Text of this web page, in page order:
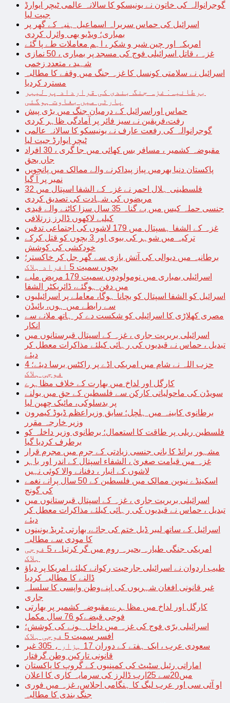
گوجرانوالہ کی خاتون نے یونیسکو کا سالانہ عالمی ٹیچر ایوارڈ
جیت لیا
اسرائیل کی حماس سربراہ اسماعیل ہنیہ کے گھر پر
بمباری؛ ویڈیو بھی وائرل کردی
امریکہ اور چین شیر و شکر ، اہم معاملات طے پا گئے
غزہ ، قاتل اسرائیلی فوج کی مسجد پر بمباری ، 50 نمازی
شہید ، متعدد زخمی
اسرائیل نے سلامتی کونسل کا غزہ جنگ میں وقفے کا مطالبہ
مسترد کردیا
برطانیہ: غزہ جنگ بندی کی قرارداد پر لیبر
پارٹی میں بغاوت ہوگئی
حماس اوراسرائیل کے درمیان جنگ میں بڑی پیش
رفت،فریقین نے سیز فائر پر آمادگی ظاہر کردی
گوجرانوالہ کی رفعت عارف نے یونیسکو کا سالانہ عالمی
ٹیچر ایوارڈ جیت لیا
مقبوضہ کشمیر ، مسافر بس کھائی میں جا گری ، 30 افراد
جاں بحق
پاکستان دنیا بھرمیں پیاز پیداکرنے والے ممالک میں پانچویں
نمبر پر آ گیا
فلسطینی ہلال احمر نے غزہ کے الشفا اسپتال میں 32
مریضوں کی شہادت کی تصدیق کردی
جنسی حملہ کیس میں بے گناہ 35 سال سزا کاٹنے والے قیدی
کیلیے لاکھوں ڈالرز زرتلافی
غزہ کے الشفا ہسپتال میں 179 لاشوں کی اجتماعی تدفین
ترکیہ میں شوہر کی بیوی اور 3 بچوں کو قتل کرکے
خودکشی کی کوشش
برطانیہ میں دیوالی کی آتش بازی سے گھر جل کر خاکستر؛
بچوں سمیت 5 افراد ہلاک
اسرائیلی بمباری میں نومولودوں سمیت 179 مریض ملبے
میں دفن ہوگئے، ڈائریکٹر الشفا
اسرائیل کو الشفا اسپتال کو بچانا ہوگا، معاملے پر اسرائیلیوں
سے رابطے میں ہوں، بائیڈن
مصری کھلاڑی کا اسرائیلی کو شکست دے کر ہاتھ ملانے سے
انکار
اسرائیلی بربریت جاری ، غزہ کے اسپتال قبرستانوں میں
تبدیل ، حماس نے قیدیوں کی رہائی کیلئے مذاکرات معطل کر
دیئے
حزب اللہ نے شام میں امریکی اڈے پر راکٹس برسا دیئے؛ 4
فوجی ہلاک
کارگل اور لداخ میں بھارت کے خلاف مظاہرے
سویڈن کی ماحولیاتی کارکن سے فلسطین کے حق میں بولنے
پر بدسلوکی، مائیک چھین لیا
برطانوی کابینہ میں ہلچل؛ سابق وزیراعظم ڈیوڈ کیمرون
وزیر خارجہ مقرر
فلسطین ریلی پر طاقت کا استعمال؛ برطانوی وزیر داخلہ کو
برطرف کردیا گیا
مشہور برانڈ کا بانی جنسی زیادتی کے جرم میں مجرم قرار
غزہ میں قیامت صغریٰ ، الشفاء اسپتال کے اندر اور باہر
لاشوں کے انبار ، دفنانے والا کوئی نہیں
اسکینڈے نیوین ممالک میں فلسطین کے 50 سال پرانے نغمے
کی گونج
اسرائیلی بربریت جاری ، غزہ کے اسپتال قبرستانوں میں
تبدیل ، حماس نے قیدیوں کی رہائی کیلئے مذاکرات معطل کر
دیئے
اسرائیل کے ساتھ لیبر ڈیل ختم کی جائے، بھارتی ٹریڈ یونینوں
کا مودی سے مطالبہ
امریکی جنگی طیارہ بحیرہ روم میں گر کرتباہ، 5 فوجی
ہلاک
طیب اردوان نے اسرائیلی جارحیت رکوانے کیلئے امریکا پر دباؤ
ڈالنے کا مطالبہ کردیا
غیر قانونی افغان شہریوں کی اپنےوطن واپسی کا سلسلہ
جاری
کارگل اور لداخ میں مظاہرے،مقبوضہ کشمیر پر بھارتی
فوجی قبضےکو 76 سال مکمل
اسرائیلی برّی فوج کی غزہ میں داخل ہونے کی کوشش؛
افسر سمیت 5 فوجی ہلاک
سعودی عرب ، ایک ہفتے کے دوران 17 ہزار ، 305 غیر
قانونی تارکین وطن گرفتار
اماراتی رئیل سٹیٹ کی کمپنیوں کے گروپ کا پاکستان
میں20سے 25ارب ڈالرز کی سرمایہ کاری کا اعلان
او آئی سی اور عرب لیگ کا ہنگامی اجلاس، غزہ میں فوری
جنگ بندی کا مطالبہ